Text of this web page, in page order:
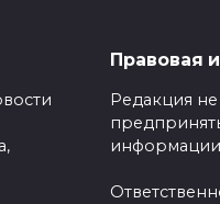
Правовая
Редакция не